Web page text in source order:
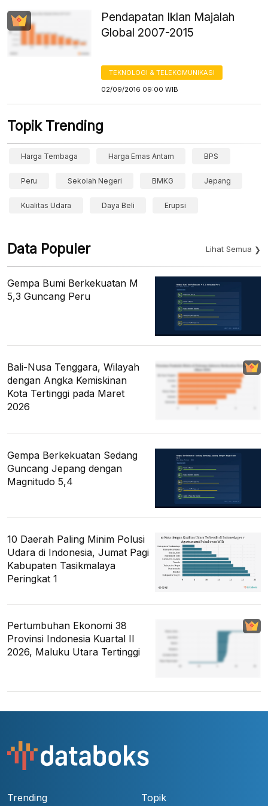
Pendapatan Iklan Majalah
Global 2007-2015
TEKNOLOGI & TELEKOMUNIKASI
02/09/2016 09:00 WIB
Topik Trending
Harga Tembaga Harga Emas Antam BPS
Peru Sekolah Negeri BMKG Jepang
Kualitas Udara Daya Beli Erupsi
Data Populer Lihat Semua
Gempa Bumi Berkekuatan M
5,3 Guncang Peru
Bali-Nusa Tenggara, Wilayah
dengan Angka Kemiskinan
Kota Tertinggi pada Maret
2026
Gempa Berkekuatan Sedang
Guncang Jepang dengan
Magnitudo 5,4
10 Daerah Paling Minim Polusi
Udara di Indonesia, Jumat Pagi
Kabupaten Tasikmalaya
Peringkat 1
Pertumbuhan Ekonomi 38
Provinsi Indonesia Kuartal II
2026, Maluku Utara Tertinggi
Trending Topik